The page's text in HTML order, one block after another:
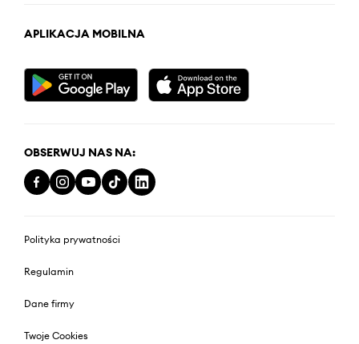
APLIKACJA MOBILNA
OBSERWUJ NAS NA:
Polityka prywatności
Regulamin
Dane firmy
Twoje Cookies